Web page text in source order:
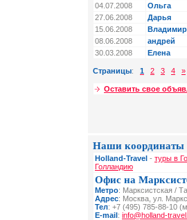
04.07.2008
Ольга
27.06.2008
Дарья
15.06.2008
Владимир
08.06.2008
андрей
30.03.2008
Елена
Страницы: 1 2 3 4 »
Оставить свое
Наши координаты
Holland-Travel - туры в
Голландию
Офис на
Метро: Марксистская /
Адрес: Москва, ул.
Тел: +7 (495) 785-88-10
E-mail: info@holland-